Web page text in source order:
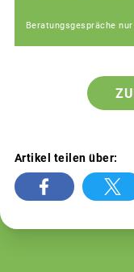
Beratungsgespräche
Artikel teilen über: